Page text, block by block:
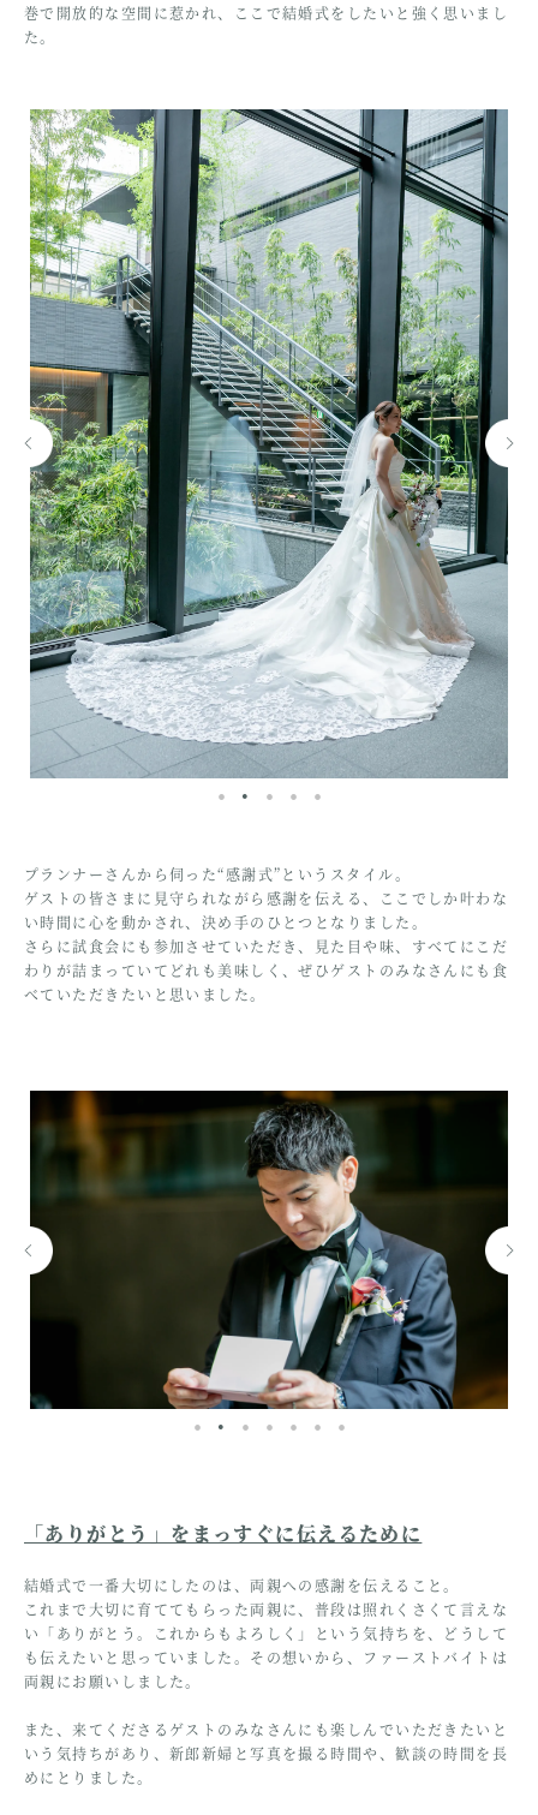
巻で開放的な空間に惹かれ、ここで結婚式をしたいと強く思いまし
た。
プランナーさんから伺った“感謝式”というスタイル。
ゲストの皆さまに見守られながら感謝を伝える、ここでしか叶わな
い時間に心を動かされ、決め手のひとつとなりました。
さらに試食会にも参加させていただき、見た目や味、すべてにこだ
わりが詰まっていてどれも美味しく、ぜひゲストのみなさんにも食
べていただきたいと思いました。
「ありがとう」をまっすぐに伝えるために
結婚式で一番大切にしたのは、両親への感謝を伝えること。
これまで大切に育ててもらった両親に、普段は照れくさくて言えな
い「ありがとう。これからもよろしく」という気持ちを、どうして
も伝えたいと思っていました。その想いから、ファーストバイトは
両親にお願いしました。
また、来てくださるゲストのみなさんにも楽しんでいただきたいと
いう気持ちがあり、新郎新婦と写真を撮る時間や、歓談の時間を長
めにとりました。